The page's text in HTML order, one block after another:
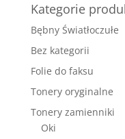
Kategorie
Bębny Światłoczułe
Bez kategorii
Folie do faksu
Tonery oryginalne
Tonery zamienniki
Oki